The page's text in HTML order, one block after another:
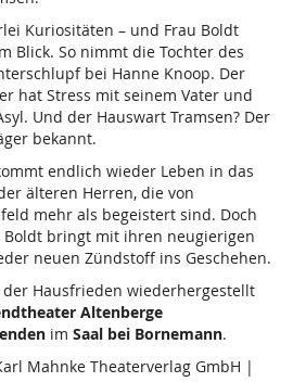
Kuriositäten – und Frau Boldt
Blick. So nimmt die Tochter des
bei Hanne Knoop. Der
hat Stress mit seinem Vater und
Und der Hauswart Tramsen? Der
bekannt.
endlich wieder Leben in das
älteren Herren, die von
mehr als begeistert sind. Doch
bringt mit ihren neugierigen
neuen Zündstoff ins Geschehen.
der Hausfrieden wiederhergestellt
Altenberge
im Saal bei Bornemann.
Mahnke Theaterverlag GmbH |